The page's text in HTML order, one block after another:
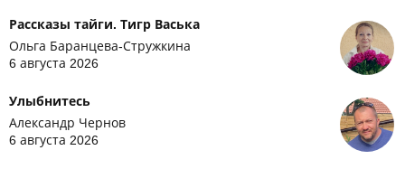
Рассказы тайги. Тигр Васька
Ольга Баранцева-Стружкина
6 августа 2026
Улыбнитесь
Александр Чернов
6 августа 2026